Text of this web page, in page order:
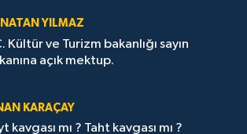
YILMAZ
Kültür ve Turizm bakanlığı sayın
açık mektup.
KARAÇAY
kavgası mı ? Taht kavgası mı ?